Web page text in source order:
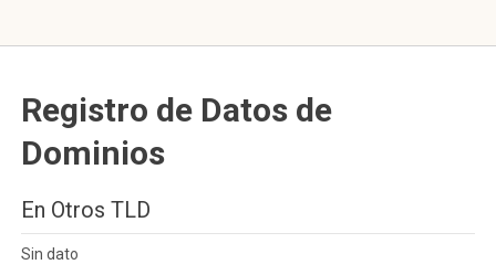
Registro de Datos de
Dominios
En Otros TLD
Sin dato